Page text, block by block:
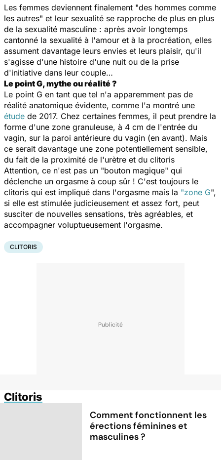
Les femmes deviennent finalement "des hommes comme
les autres" et leur sexualité se rapproche de plus en plus
de la sexualité masculine : après avoir longtemps
cantonné la sexualité à l'amour et à la procréation, elles
assument davantage leurs envies et leurs plaisir, qu'il
s'agisse d'une histoire d'une nuit ou de la prise
d'initiative dans leur couple…
Le point G, mythe ou réalité ?
Le point G en tant que tel n'a apparemment pas de
réalité anatomique évidente, comme l'a montré une
étude de 2017. Chez certaines femmes, il peut prendre la
forme d'une zone granuleuse, à 4 cm de l'entrée du
vagin, sur la paroi antérieure du vagin (en avant). Mais
ce serait davantage une zone potentiellement sensible,
du fait de la proximité de l'urètre et du clitoris
Attention, ce n'est pas un "bouton magique" qui
déclenche un orgasme à coup sûr ! C'est toujours le
clitoris qui est impliqué dans l'orgasme mais la "zone G",
si elle est stimulée judicieusement et assez fort, peut
susciter de nouvelles sensations, très agréables, et
accompagner voluptueusement l'orgasme.
CLITORIS
Clitoris
Comment fonctionnent les
érections féminines et
masculines ?